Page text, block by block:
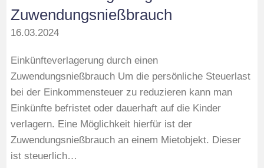
Zuwendungsnießbrauch
16.03.2024
Einkünfteverlagerung durch einen
Zuwendungsnießbrauch Um die persönliche Steuerlast
bei der Einkommensteuer zu reduzieren kann man
Einkünfte befristet oder dauerhaft auf die Kinder
verlagern. Eine Möglichkeit hierfür ist der
Zuwendungsnießbrauch an einem Mietobjekt. Dieser
ist steuerlich…